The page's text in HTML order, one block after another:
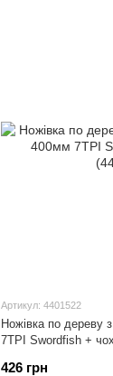
Артикул: 4401522
Ножівка по дереву
7TPI Swordfish +
426 грн